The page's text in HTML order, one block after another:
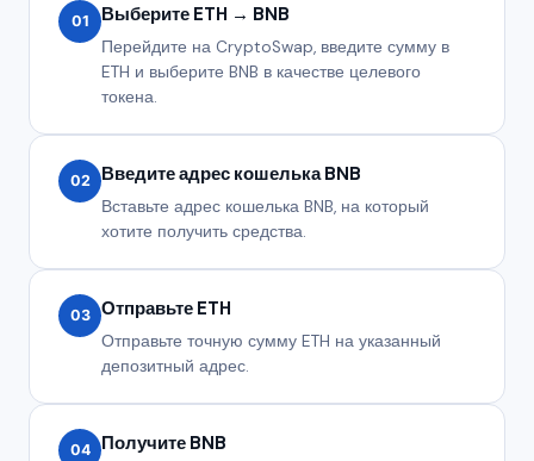
01 Выберите ETH → BNB
Перейдите на CryptoSwap, введите сумму в
ETH и выберите BNB в качестве целевого
токена.
02 Введите адрес кошелька BNB
Вставьте адрес кошелька BNB, на который
хотите получить средства.
03 Отправьте ETH
Отправьте точную сумму ETH на указанный
депозитный адрес.
04 Получите BNB